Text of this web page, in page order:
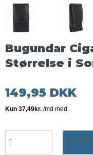
Bugundar
Størrelse i
149,95 DKK